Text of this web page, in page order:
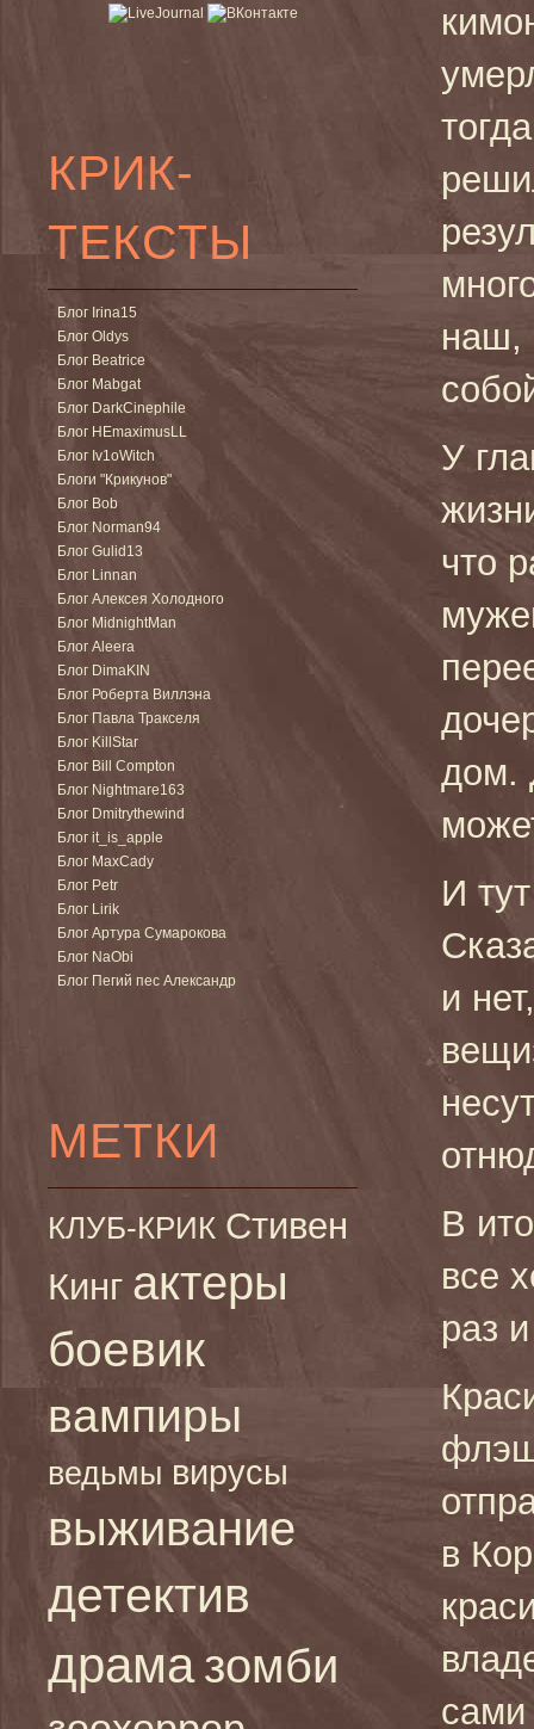
КРИК-
ТЕКСТЫ
Блог Irina15
Блог Oldys
Блог Beatrice
Блог Mabgat
Блог DarkCinephile
Блог HEmaximusLL
Блог Iv1oWitch
Блоги "Крикунов"
Блог Bob
Блог Norman94
Блог Gulid13
Блог Linnan
Блог Алексея Холодного
Блог MidnightMan
Блог Aleera
Блог DimaKIN
Блог Роберта Виллэна
Блог Павла Тракселя
Блог KillStar
Блог Bill Compton
Блог Nightmare163
Блог Dmitrythewind
Блог it_is_apple
Блог MaxCady
Блог Petr
Блог Lirik
Блог Артура Сумарокова
Блог NaObi
Блог Пегий пес Александр
МЕТКИ
КЛУБ-КРИК Стивен
Кинг актеры
боевик
вампиры
ведьмы вирусы
выживание
детектив
драма зомби
наш,
У
что
дом.
И
и
В
все
раз
в
сами